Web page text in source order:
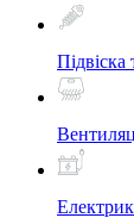
Підвіска